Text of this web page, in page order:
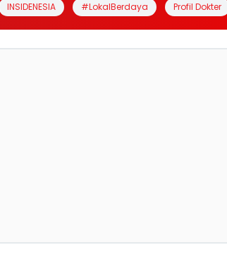
INSIDENESIA #LokalBerdaya Profil Dokter